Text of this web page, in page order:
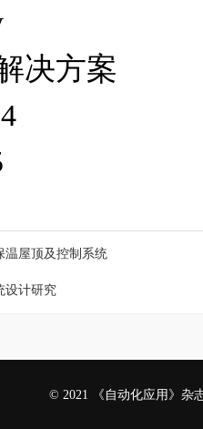
决方案
温屋顶及控制系统
设计研究
© 2021 《自动化应用》